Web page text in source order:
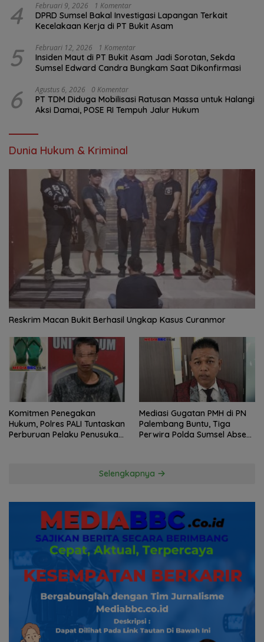
4 Februari 9, 2026 1 Komentar
DPRD Sumsel Bakal Investigasi Lapangan Terkait
Kecelakaan Kerja di PT Bukit Asam
5 Februari 12, 2026 1 Komentar
Insiden Maut di PT Bukit Asam Jadi Sorotan, Sekda
Sumsel Edward Candra Bungkam Saat Dikonfirmasi
6 Agustus 6, 2026 0 Komentar
PT TDM Diduga Mobilisasi Ratusan Massa untuk Halangi
Aksi Damai, POSE RI Tempuh Jalur Hukum
Dunia Hukum & Kriminal
Reskrim Macan Bukit Berhasil Ungkap Kasus Curanmor
Komitmen Penegakan
Hukum, Polres PALI Tuntaskan
Perburuan Pelaku Penusukan
Mediasi Gugatan PMH di PN
Palembang Buntu, Tiga
Perwira Polda Sumsel Absen,
Selengkapnya